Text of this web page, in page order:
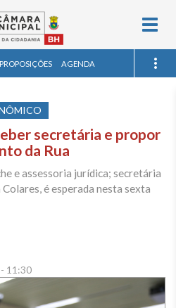
PROPOSIÇÕES AGENDA
secretária e propor
da Rua
e assessoria jurídica; secretária
é esperada nesta sexta
11:30